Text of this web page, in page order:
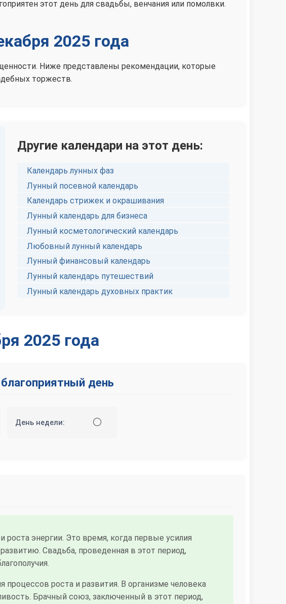
этот день для свадьбы, венчания или помолвки.
2025 года
Ниже представлены рекомендации, которые
торжеств.
Другие календари на этот день:
Календарь лунных фаз
Лунный посевной календарь
Календарь стрижек и окрашивания
Лунный календарь для бизнеса
Лунный косметологический календарь
Любовный лунный календарь
Лунный финансовый календарь
Лунный календарь путешествий
Лунный календарь духовных практик
2025 года
день
День недели: ⚪
энергии. Это время, когда первые усилия
Свадьба, проведенная в этот период,
роста и развития. В организме человека
Брачный союз, заключенный в этот период,